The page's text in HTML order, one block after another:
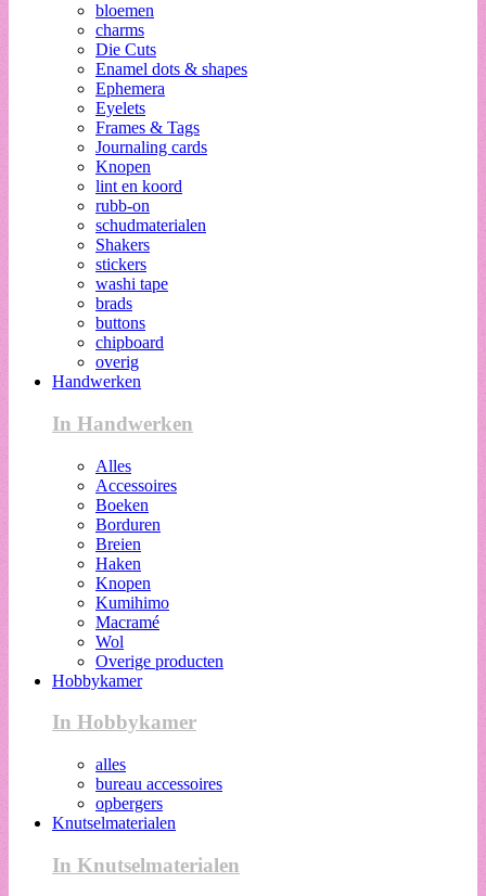
bloemen
charms
Die Cuts
Enamel dots & shapes
Ephemera
Eyelets
Frames & Tags
Journaling cards
Knopen
lint en koord
rubb-on
schudmaterialen
Shakers
stickers
washi tape
brads
buttons
chipboard
overig
Handwerken
In Handwerken
Alles
Accessoires
Boeken
Borduren
Breien
Haken
Knopen
Kumihimo
Macramé
Wol
Overige producten
Hobbykamer
In Hobbykamer
alles
bureau accessoires
opbergers
Knutselmaterialen
In Knutselmaterialen